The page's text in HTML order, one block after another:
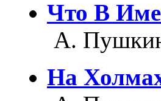
Что В
А.
На